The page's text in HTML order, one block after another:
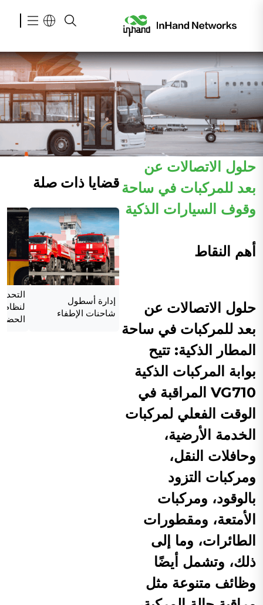
حلول الاتصالات عن
بعد للمركبات في ساحة
وقوف السيارات الذكية
أهم النقاط
حلول الاتصالات عن
بعد للمركبات في ساحة
المطار الذكية: تتيح
بوابة المركبات الذكية
VG710 المراقبة في
الوقت الفعلي لمركبات
الخدمة الأرضية،
وحافلات النقل،
ومركبات التزود
بالوقود، ومركبات
الأمتعة، ومقطورات
الطائرات، وما إلى
ذلك، وتشمل أيضًا
وظائف متنوعة مثل
قضايا ذات صلة
إدارة أسطول
شاحنات الإطفاء
لنظام